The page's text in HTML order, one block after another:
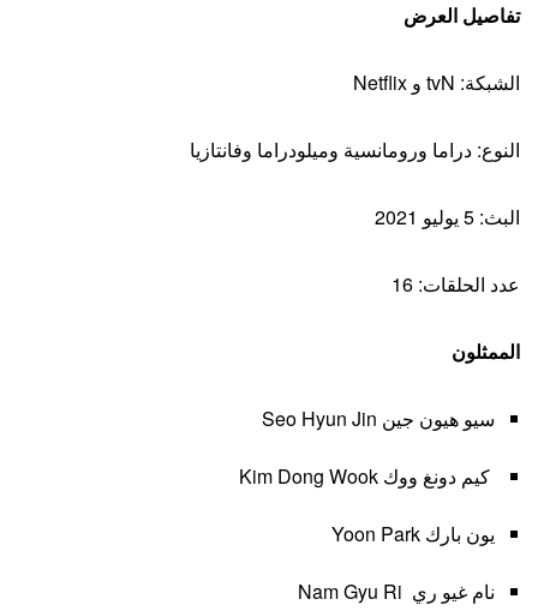
تفاصيل العرض
الشبكة: tvN و Netflix
النوع: دراما ورومانسية وميلودراما وفانتازيا
البث: 5 يوليو 2021
عدد الحلقات: 16
الممثلون
سيو هيون جين Seo Hyun Jin
كيم دونغ ووك Kim Dong Wook
يون بارك Yoon Park
نام غيو ري Nam Gyu Ri